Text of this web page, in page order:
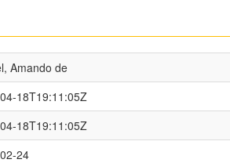
Amando de
18T19:11:05Z
18T19:11:05Z
24